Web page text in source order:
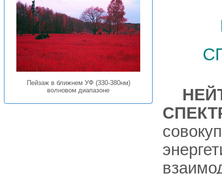
Пейзаж в ближнем УФ (330-380нм)
волновом диапазоне